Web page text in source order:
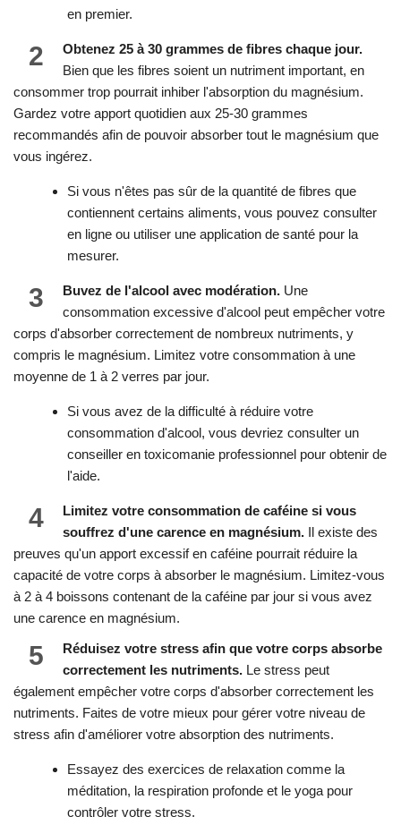
en premier.
2
Obtenez 25 à 30 grammes de fibres chaque jour.
Bien que les fibres soient un nutriment important, en
consommer trop pourrait inhiber l'absorption du magnésium.
Gardez votre apport quotidien aux 25-30 grammes
recommandés afin de pouvoir absorber tout le magnésium que
vous ingérez.
Si vous n'êtes pas sûr de la quantité de fibres que
contiennent certains aliments, vous pouvez consulter
en ligne ou utiliser une application de santé pour la
mesurer.
3 Buvez de l'alcool avec modération. Une
consommation excessive d'alcool peut empêcher votre
corps d'absorber correctement de nombreux nutriments, y
compris le magnésium. Limitez votre consommation à une
moyenne de 1 à 2 verres par jour.
Si vous avez de la difficulté à réduire votre
consommation d'alcool, vous devriez consulter un
conseiller en toxicomanie professionnel pour obtenir de
l'aide.
4
Limitez votre consommation de caféine si vous
souffrez d'une carence en magnésium. Il existe des
preuves qu'un apport excessif en caféine pourrait réduire la
capacité de votre corps à absorber le magnésium. Limitez-vous
à 2 à 4 boissons contenant de la caféine par jour si vous avez
une carence en magnésium.
5
Réduisez votre stress afin que votre corps absorbe
correctement les nutriments. Le stress peut
également empêcher votre corps d'absorber correctement les
nutriments. Faites de votre mieux pour gérer votre niveau de
stress afin d'améliorer votre absorption des nutriments.
Essayez des exercices de relaxation comme la
méditation, la respiration profonde et le yoga pour
contrôler votre stress.